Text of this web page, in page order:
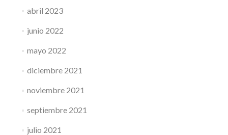
abril 2023
junio 2022
mayo 2022
diciembre 2021
noviembre 2021
septiembre 2021
julio 2021